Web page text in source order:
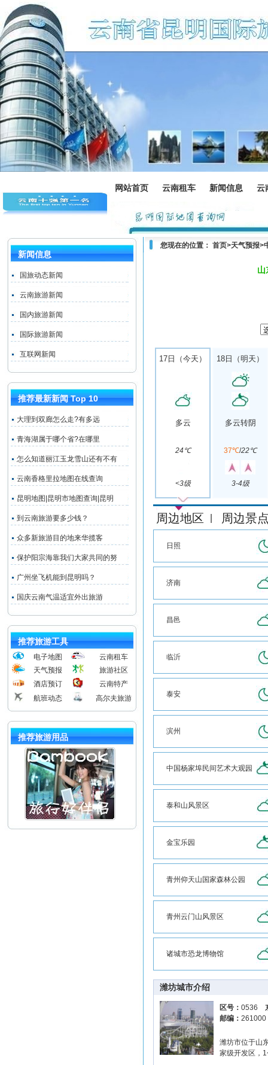
网站首页 云南租车 新闻信息 云
新闻信息
国旅动态新闻
云南旅游新闻
国内旅游新闻
国际旅游新闻
互联网新闻
推荐最新新闻 Top 10
大理到双廊怎么走?有多远
青海湖属于哪个省?在哪里
怎么知道丽江玉龙雪山还有不有
云南香格里拉地图在线查询
昆明地图|昆明市地图查询|昆明
到云南旅游要多少钱？
众多新旅游目的地来华揽客
保护阳宗海靠我们大家共同的努
广州坐飞机能到昆明吗？
国庆云南气温适宜外出旅游
推荐旅游工具
电子地图
云南租车
天气预报
旅游社区
酒店预订
云南特产
航班动态
高尔夫旅游
推荐旅游用品
您现在的位置： 首页>天气预报>
山
17日（今天）
多云
24℃
<3级
18日（明天）
多云转阴
37℃/22℃
3-4级
周边地区 周边景
日照
济南
昌邑
临沂
泰安
滨州
中国杨家埠民间艺术大观园
泰和山风景区
金宝乐园
青州仰天山国家森林公园
青州云门山风景区
诸城市恐龙博物馆
潍坊城市介绍
区号： 0536
邮编：
潍坊市位于山
家级开发区，